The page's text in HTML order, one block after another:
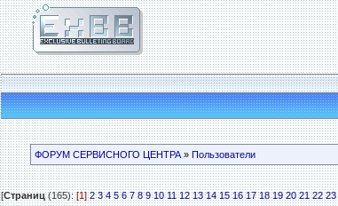
ФОРУМ СЕРВИСНОГО ЦЕНТРА » Пользователи
[Страниц(165):[1] 2 3 4 5 6 7 8 9 10 11 12 13 14 15 16 17 18 19 20 21 22 23